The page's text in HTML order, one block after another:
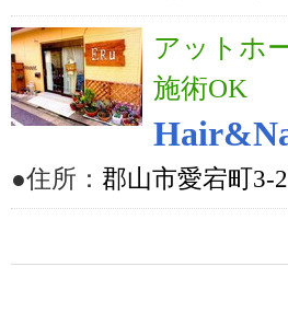
アットホ
施術OK
●住所： 郡山市愛宕町3-